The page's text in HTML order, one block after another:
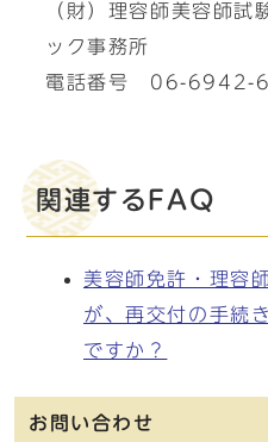
（財）理容師美容師
ック事務所
電話番号 06-6942-
関連するFAQ
美容師免許・理容
が、再交付の手続
ですか？
お問い合わせ